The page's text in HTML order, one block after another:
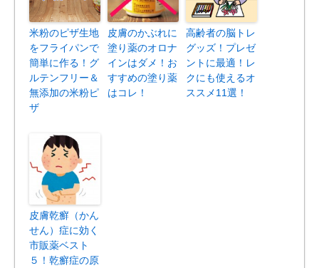
米粉のピザ生地
をフライパンで
簡単に作る！グ
ルテンフリー＆
無添加の米粉ピ
ザ
皮膚のかぶれに
塗り薬のオロナ
インはダメ！お
すすめの塗り薬
はコレ！
高齢者の脳トレ
グッズ！プレゼ
ントに最適！レ
クにも使えるオ
ススメ11選！
皮膚乾癬（かん
せん）症に効く
市販薬ベスト
５！乾癬症の原